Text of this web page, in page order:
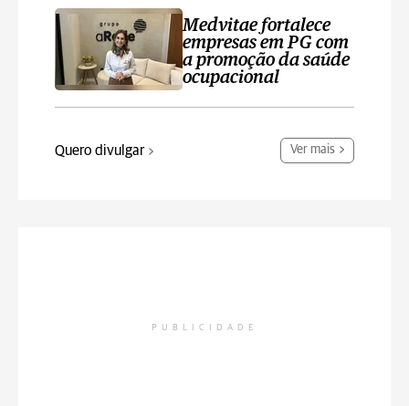
Medvitae fortalece
empresas em PG com
a promoção da saúde
ocupacional
Quero divulgar Ver mais
PUBLICIDADE